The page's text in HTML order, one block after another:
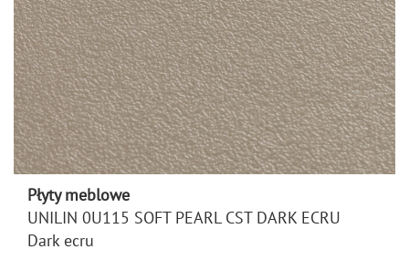
Płyty meblowe
UNILIN 0U115 SOFT PEARL CST DARK ECRU
Dark ecru